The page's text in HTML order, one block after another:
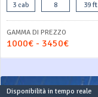
3 cab 8 39 ft
GAMMA DI PREZZO
1000€ - 3450€
Disponibilità in tempo reale